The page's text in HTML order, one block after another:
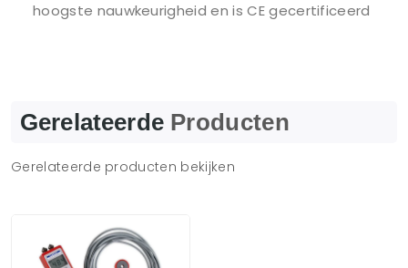
hoogste nauwkeurigheid en is CE gecertificeerd
Gerelateerde Producten
Gerelateerde producten bekijken